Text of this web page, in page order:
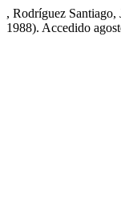
, Rodríguez
1988). Accedido